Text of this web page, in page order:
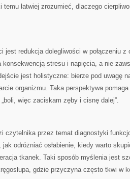
temu łatwiej zrozumieć, dlaczego
jest redukcja dolegliwości w połączeniu z
stresu i napięcia, a nie
jest holistyczne: bierze pod uwagę
organizmu. Taka perspektywa
więc zaciskam zęby i cisnę dalej”.
czytelnika przez temat diagnostyki
jak odróżniać osłabienie, kiedy warto
tkanek. Taki sposób myślenia jest
gdzie przyczyna często tkwi w